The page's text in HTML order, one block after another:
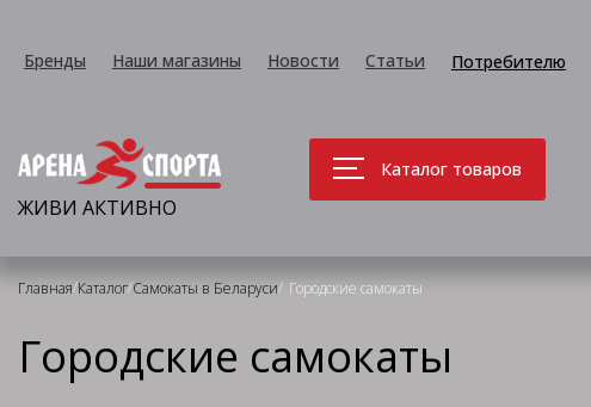
Бренды Наши магазины Новости Статьи Потребителю
ЖИВИ АКТИВНО
Каталог товаров
Главная/Каталог/Самокаты в Беларуси/ Городские самокаты
Городские самокаты